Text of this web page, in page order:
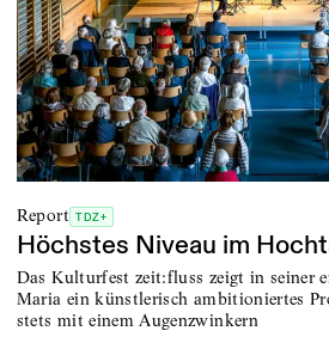
Report TDZ+
Höchstes Niveau im
Das Kulturfest zeit:fluss zeigt in seiner
Maria ein künstlerisch ambitioniertes
stets mit einem Augenzwinkern